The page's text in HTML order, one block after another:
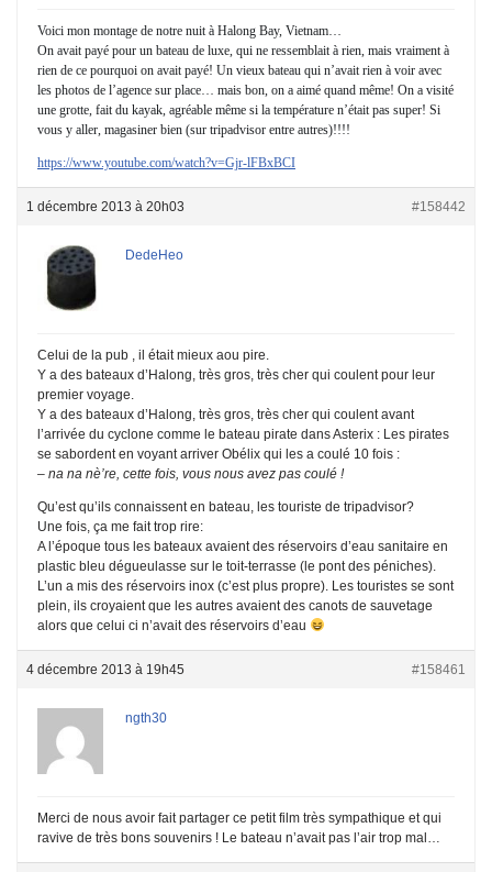
Voici mon montage de notre nuit à Halong Bay, Vietnam…
On avait payé pour un bateau de luxe, qui ne ressemblait à rien, mais vraiment à
rien de ce pourquoi on avait payé! Un vieux bateau qui n’avait rien à voir avec
les photos de l’agence sur place… mais bon, on a aimé quand même! On a visité
une grotte, fait du kayak, agréable même si la température n’était pas super! Si
vous y aller, magasiner bien (sur tripadvisor entre autres)!!!!
https://www.youtube.com/watch?v=Gjr-lFBxBCI
1 décembre 2013 à 20h03 #158442
DedeHeo
Celui de la pub , il était mieux aou pire.
Y a des bateaux d’Halong, très gros, très cher qui coulent pour leur
premier voyage.
Y a des bateaux d’Halong, très gros, très cher qui coulent avant
l’arrivée du cyclone comme le bateau pirate dans Asterix : Les pirates
se sabordent en voyant arriver Obélix qui les a coulé 10 fois :
– na na nè’re, cette fois, vous nous avez pas coulé !
Qu’est qu’ils connaissent en bateau, les touriste de tripadvisor?
Une fois, ça me fait trop rire:
A l’époque tous les bateaux avaient des réservoirs d’eau sanitaire en
plastic bleu dégueulasse sur le toit-terrasse (le pont des péniches).
L’un a mis des réservoirs inox (c’est plus propre). Les touristes se sont
plein, ils croyaient que les autres avaient des canots de sauvetage
alors que celui ci n’avait des réservoirs d’eau
4 décembre 2013 à 19h45 #158461
ngth30
Merci de nous avoir fait partager ce petit film très sympathique et qui
ravive de très bons souvenirs ! Le bateau n’avait pas l’air trop mal…